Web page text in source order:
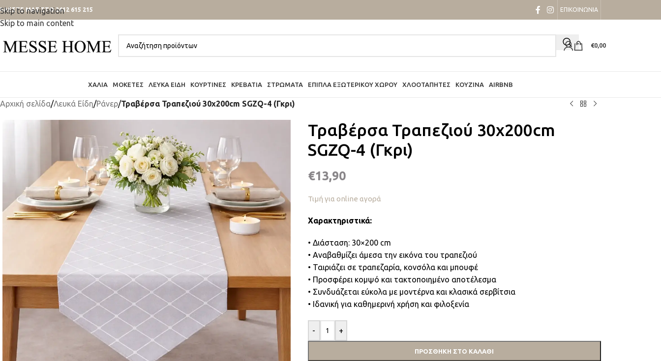
Skip to navigation
Skip to main content
ΜΑΣ ΣΤΟ 2612 615 215 ΕΠΙΚΟΙΝΩΝΙΑ
€0,00
ΧΑΛΙΆ ΜΟΚΈΤΕΣ ΛΕΥΚΆ ΕΊΔΗ ΚΟΥΡΤΊΝΕΣ ΚΡΕΒΆΤΙΑ ΣΤΡΏΜΑΤΑ ΈΠΙΠΛΑ ΕΞΩΤΕΡΙΚΟΎ ΧΏΡΟΥ ΧΛΟΟΤΆΠΗΤΕΣ ΚΟΥΖΊΝΑ AIRBNB
Αρχική σελίδα/Λευκά Είδη/Ράνερ/Τραβέρσα Τραπεζιού 30x200cm SGZQ-4 (Γκρι)
Τραβέρσα Τραπεζιού 30x200cm
SGZQ-4 (Γκρι)
€13,90
Τιμή για online αγορά
Χαρακτηριστικά:
• Διάσταση: 30×200 cm
• Αναβαθμίζει άμεσα την εικόνα του τραπεζιού
• Ταιριάζει σε τραπεζαρία, κονσόλα και μπουφέ
• Προσφέρει κομψό και τακτοποιημένο αποτέλεσμα
• Συνδυάζεται εύκολα με μοντέρνα και κλασικά σερβίτσια
• Ιδανική για καθημερινή χρήση και φιλοξενία
- +
ΠΡΟΣΘΉΚΗ ΣΤΟ ΚΑΛΆΘΙ